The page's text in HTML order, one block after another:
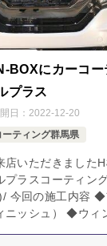
BOXにカーコー
プラス
日： 2022-12-20
ーティング群馬県
店いただきました
プラスコーティン
今回の施工内容 ◆
ニッシュ） ◆ウ